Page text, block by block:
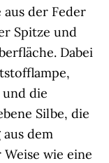
der Feder
Spitze und
Dabei
und die
Silbe, die
dem
wie eine